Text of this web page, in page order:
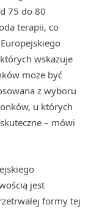
75 do 80
terapii, co
wskazuje
może być
z wyboru
u których
– mówi
jest
formy tej